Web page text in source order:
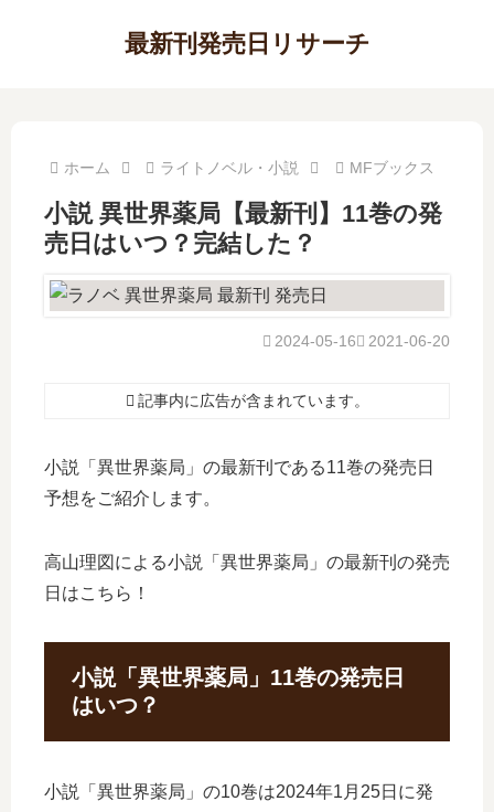
最新刊発売日リサーチ
ホーム ライトノベル・小説 MFブックス
小説 異世界薬局【最新刊】11巻の発
売日はいつ？完結した？
2021-06-20
2024-05-16
記事内に広告が含まれています。
小説「異世界薬局」の最新刊である11巻の発売日
予想をご紹介します。
高山理図による小説「異世界薬局」の最新刊の発売
日はこちら！
小説「異世界薬局」11巻の発売日
はいつ？
小説「異世界薬局」の10巻は2024年1月25日に発